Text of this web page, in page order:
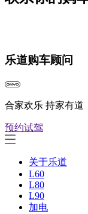
乐道购车顾问
合家欢乐 持家有道
预约试驾
关于乐道
L60
L80
L90
加电